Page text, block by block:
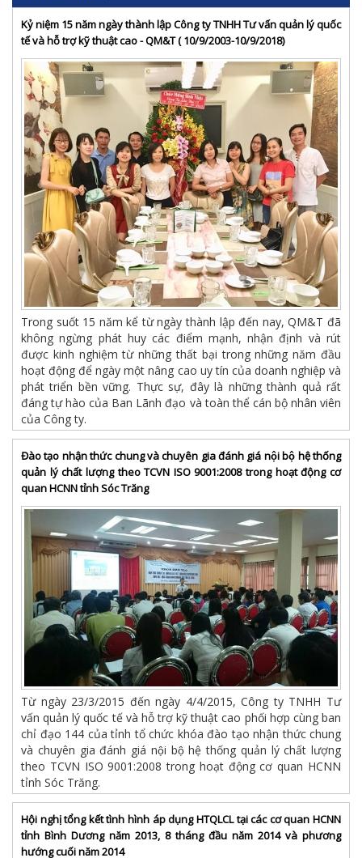
Kỷ niệm 15 năm ngày thành lập Công ty TNHH Tư vấn quản lý quốc
tế và hỗ trợ kỹ thuật cao - QM&T ( 10/9/2003-10/9/2018)
Trong suốt 15 năm kể từ ngày thành lập đến nay, QM&T đã
không ngừng phát huy các điểm mạnh, nhận định và rút
được kinh nghiệm từ những thất bại trong những năm đầu
hoạt động để ngày một nâng cao uy tín của doanh nghiệp và
phát triển bền vững. Thực sự, đây là những thành quả rất
đáng tự hào của Ban Lãnh đạo và toàn thể cán bộ nhân viên
của Công ty.
Đào tạo nhận thức chung và chuyên gia đánh giá nội bộ hệ thống
quản lý chất lượng theo TCVN ISO 9001:2008 trong hoạt động cơ
quan HCNN tỉnh Sóc Trăng
Từ ngày 23/3/2015 đến ngày 4/4/2015, Công ty TNHH Tư
vấn quản lý quốc tế và hỗ trợ kỹ thuật cao phối hợp cùng ban
chỉ đạo 144 của tỉnh tổ chức khóa đào tạo nhận thức chung
và chuyên gia đánh giá nội bộ hệ thống quản lý chất lượng
theo TCVN ISO 9001:2008 trong hoạt động cơ quan HCNN
tỉnh Sóc Trăng.
Hội nghị tổng kết tình hình áp dụng HTQLCL tại các cơ quan HCNN
tỉnh Bình Dương năm 2013, 8 tháng đầu năm 2014 và phương
hướng cuối năm 2014